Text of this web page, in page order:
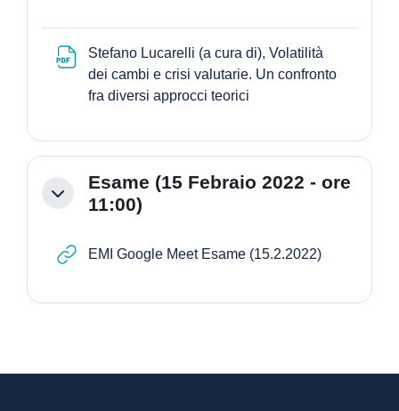
Stefano Lucarelli (a cura di), Volatilità
dei cambi e crisi valutarie. Un confronto
fra diversi approcci teorici
Minimizza
Esame (15 Febraio 2022 - ore
11:00)
EMI Google Meet Esame (15.2.2022)URL